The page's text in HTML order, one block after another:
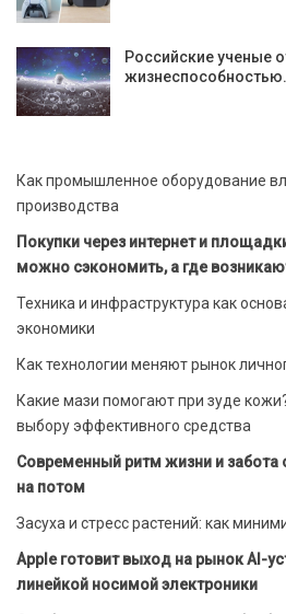
Российские ученые
Как промышленное оборудование
производства
Покупки через интернет и
можно сэкономить, а где
Техника и инфраструктура как
экономики
Как технологии меняют рынок
Какие мази помогают при зуде
выбору эффективного средства
Современный ритм жизни и забота
на потом
Засуха и стресс растений: как
Apple готовит выход на рынок AI-
линейкой носимой электроники